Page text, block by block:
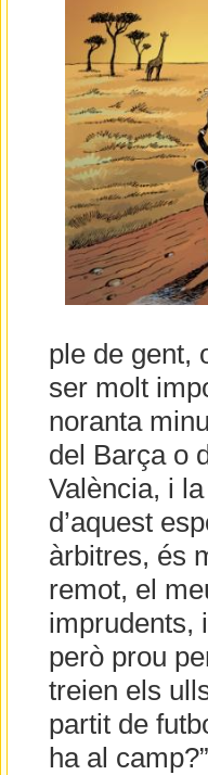
ple de gent,
ser molt
noranta
del Barça o
València, i
d’aquest
àrbitres, és
remot, el
imprudents,
però prou
treien els
partit de
ha al